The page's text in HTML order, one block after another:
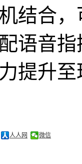
结合
语音
提升
人人网 微信